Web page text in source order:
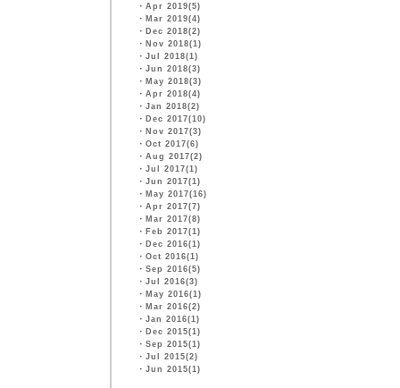
・ Apr 2019(5)
・ Mar 2019(4)
・ Dec 2018(2)
・ Nov 2018(1)
・ Jul 2018(1)
・ Jun 2018(3)
・ May 2018(3)
・ Apr 2018(4)
・ Jan 2018(2)
・ Dec 2017(10)
・ Nov 2017(3)
・ Oct 2017(6)
・ Aug 2017(2)
・ Jul 2017(1)
・ Jun 2017(1)
・ May 2017(16)
・ Apr 2017(7)
・ Mar 2017(8)
・ Feb 2017(1)
・ Dec 2016(1)
・ Oct 2016(1)
・ Sep 2016(5)
・ Jul 2016(3)
・ May 2016(1)
・ Mar 2016(2)
・ Jan 2016(1)
・ Dec 2015(1)
・ Sep 2015(1)
・ Jul 2015(2)
・ Jun 2015(1)